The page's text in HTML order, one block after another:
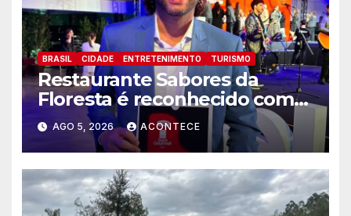
BRASIL CIDADE ENTRETENIMENTO TURISMO
Restaurante Sabores da
Floresta é reconhecido como
um dos Lugares Imperdíveis
de Foz do Iguaçu
AGO 5, 2026 ACONTECE